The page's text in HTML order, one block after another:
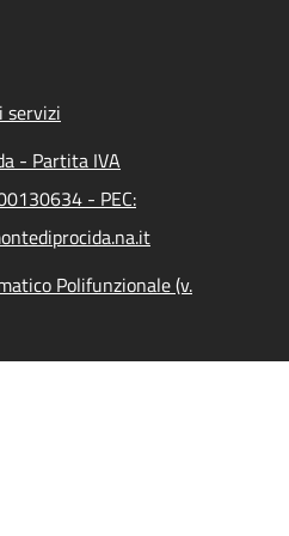
servizi
- Partita IVA
- PEC:
Polifunzionale (v.